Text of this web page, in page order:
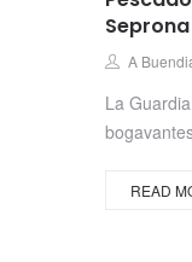
Author
A
La
READ